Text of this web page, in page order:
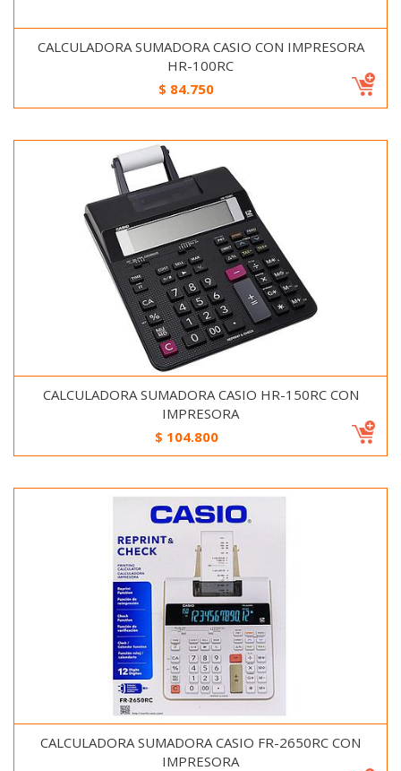
CALCULADORA SUMADORA CASIO CON IMPRESORA
HR-100RC
$ 84.750
CALCULADORA SUMADORA CASIO HR-150RC CON
IMPRESORA
$ 104.800
CALCULADORA SUMADORA CASIO FR-2650RC CON
IMPRESORA